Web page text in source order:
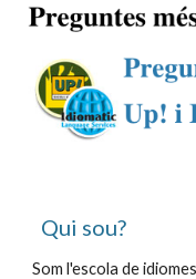
  Qui sou?
Som l'escola de